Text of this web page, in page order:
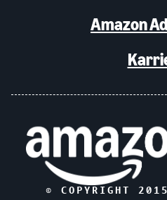
Amazon
© COPYRIGHT